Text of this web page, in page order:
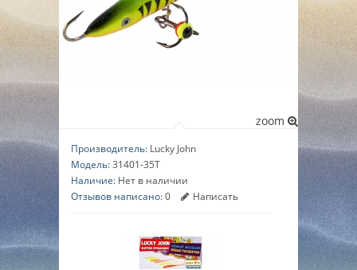
zoom
Производитель: Lucky John
Модель:31401-35T
Наличие: Нет в наличии
Отзывов написано:0 Написать